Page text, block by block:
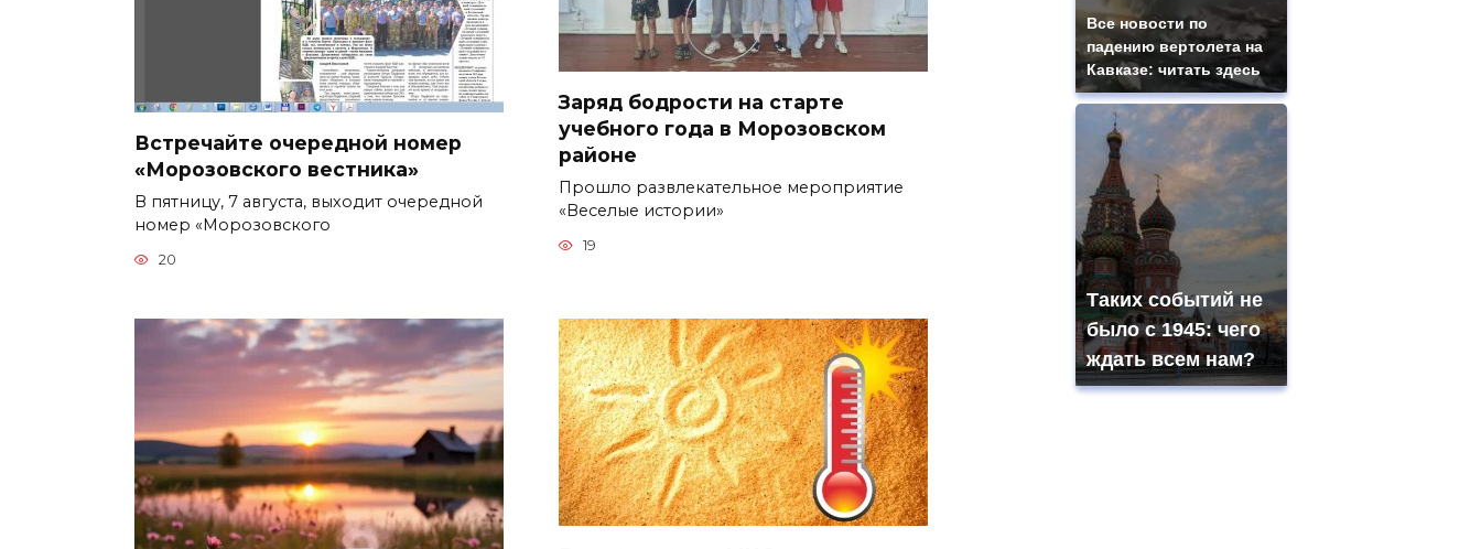
Встречайте очередной номер
«Морозовского вестника»
В пятницу, 7 августа, выходит очередной
номер «Морозовского
20
Заряд бодрости на старте
учебного года в Морозовском
районе
Прошло развлекательное мероприятие
«Веселые истории»
19
Все новости по
падению вертолета на
Кавказе: читать здесь
Таких событий не
было с 1945: чего
ждать всем нам?